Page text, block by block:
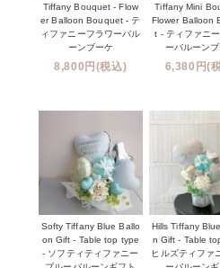
Tiffany Bouquet - Flow
er Balloon Bouquet - テ
ィファニーフラワーバル
ーンブーケ
8,800円(税込)
Tiffany Mini
Flower Balloon
t - ティファニ
ーバルーン
6,380円(
Softy Tiffany Blue Ballo
on Gift - Table top type
- ソフティティファニー
Hills Tiffany
n Gift - Table
ヒルズティファ